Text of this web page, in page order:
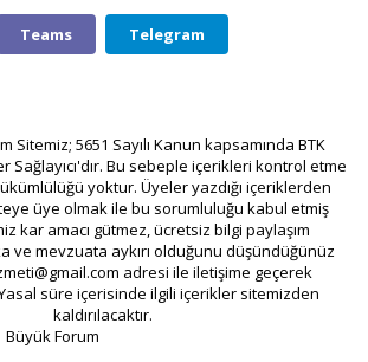
Teams
Telegram
Sitemiz; 5651 Sayılı Kanun kapsamında BTK
Sağlayıcı'dır. Bu sebeple içerikleri kontrol etme
yoktur. Üyeler yazdığı içeriklerden
üye olmak ile bu sorumluluğu kabul etmiş
kar amacı gütmez, ücretsiz bilgi paylaşım
ve mevzuata aykırı olduğunu düşündüğünüz
adresi ile iletişime geçerek
süre içerisinde ilgili içerikler sitemizden
kaldırılacaktır.
Büyük Forum